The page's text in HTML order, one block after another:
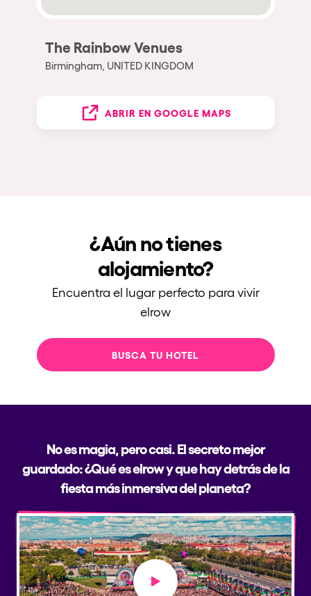
The Rainbow Venues
Birmingham, UNITED KINGDOM
ABRIR EN GOOGLE MAPS
¿Aún no tienes
alojamiento?
Encuentra el lugar perfecto para vivir
elrow
BUSCA TU HOTEL
No es magia, pero casi. El secreto mejor
guardado: ¿Qué es elrow y que hay detrás de la
fiesta más inmersiva del planeta?
Play video